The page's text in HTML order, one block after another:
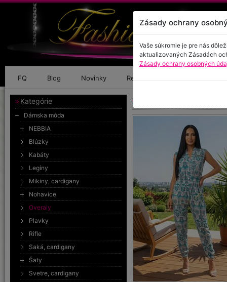
FQ Blog Novinky Referencie
Kategórie
Dámska móda
NEBBIA
Blúzky
Kabáty
Legíny
Mikiny, cardigany
Nohavice
Overaly
Plavky
Rifle
Saká, cardigany
Šaty
Svetre, cardigany
Zásady ochrany
Vaše súkromie je pre nás
aktualizovaných Zásadách
Zásady ochrany osobných